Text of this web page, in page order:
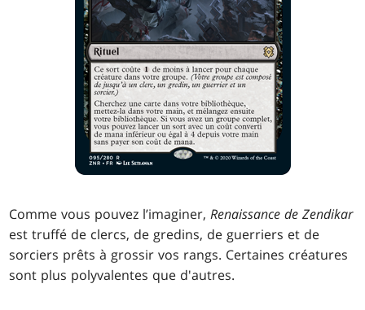
Comme vous pouvez l’imaginer,Renaissance de Zendikar
est truffé de clercs, de gredins, de guerriers et de
sorciers prêts à grossir vos rangs. Certaines créatures
sont plus polyvalentes que d'autres.